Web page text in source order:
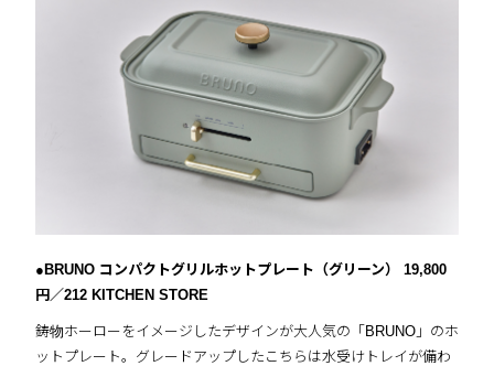
●BRUNO コンパクトグリルホットプレート（グリーン） 19,800
円／212 KITCHEN STORE
鋳物ホーローをイメージしたデザインが大人気の「BRUNO」のホ
ットプレート。グレードアップしたこちらは水受けトレイが備わ